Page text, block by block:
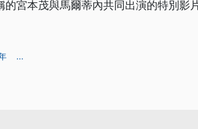
宮本茂與馬爾蒂內共同出演的特別影
...